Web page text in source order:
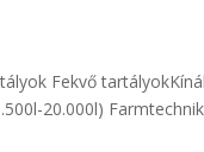
Fekvő
20.000l)